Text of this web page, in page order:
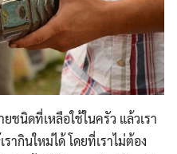
นิดที่เหลือใช้ในครัว แล้วเรา
ากินใหม่ได้ โดยที่เราไม่ต้อง